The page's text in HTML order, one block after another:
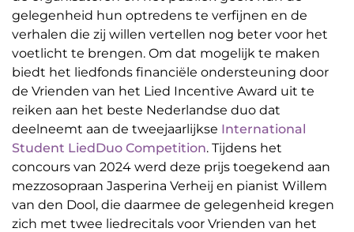
gelegenheid hun optredens te verfijnen en de
verhalen die zij willen vertellen nog beter voor het
voetlicht te brengen. Om dat mogelijk te maken
biedt het liedfonds financiële ondersteuning door
de Vrienden van het Lied Incentive Award uit te
reiken aan het beste Nederlandse duo dat
deelneemt aan de tweejaarlijkse International
Student LiedDuo Competition. Tijdens het
concours van 2024 werd deze prijs toegekend aan
mezzosopraan Jasperina Verheij en pianist Willem
van den Dool, die daarmee de gelegenheid kregen
zich met twee liedrecitals voor Vrienden van het